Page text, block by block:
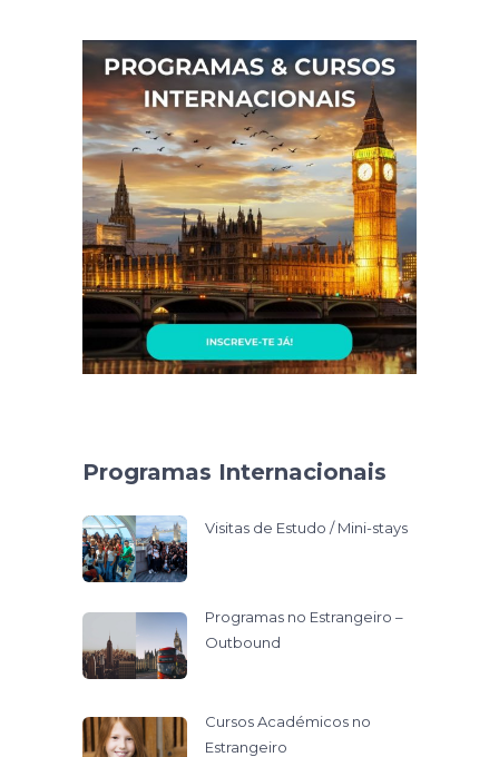
Programas Internacionais
Visitas de Estudo / Mini-stays
Programas no Estrangeiro –
Outbound
Cursos Académicos no
Estrangeiro